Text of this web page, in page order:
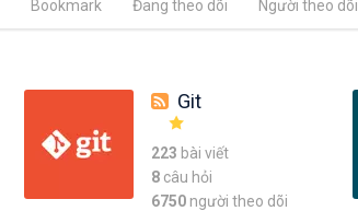
Bookmark Đang theo dõi Người theo dõi
Git
223 bài viết
8câu hỏi
6750 người theo dõi